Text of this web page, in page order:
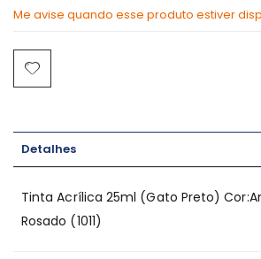
Me avise quando esse produto estiver
Detalhes
Tinta Acrílica 25ml (Gato Preto)
Rosado (1011)